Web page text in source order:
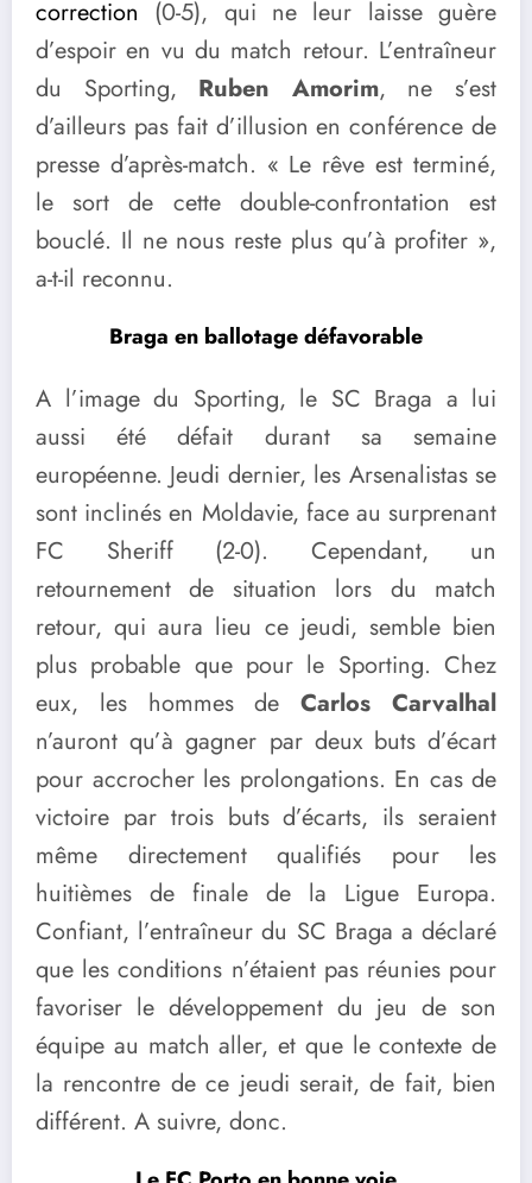
correction (0-5), qui ne leur laisse guère
d’espoir en vu du match retour. L’entraîneur
du Sporting, Ruben Amorim, ne s’est
d’ailleurs pas fait d’illusion en conférence de
presse d’après-match. « Le rêve est terminé,
le sort de cette double-confrontation est
bouclé. Il ne nous reste plus qu’à profiter »,
a-t-il reconnu.
Braga en ballotage défavorable
A l’image du Sporting, le SC Braga a lui
aussi été défait durant sa semaine
européenne. Jeudi dernier, les Arsenalistas se
sont inclinés en Moldavie, face au surprenant
FC Sheriff (2-0). Cependant, un
retournement de situation lors du match
retour, qui aura lieu ce jeudi, semble bien
plus probable que pour le Sporting. Chez
eux, les hommes deCarlos Carvalhal
n’auront qu’à gagner par deux buts d’écart
pour accrocher les prolongations. En cas de
victoire par trois buts d’écarts, ils seraient
même directement qualifiés pour les
huitièmes de finale de la Ligue Europa.
Confiant, l’entraîneur du SC Braga a déclaré
que les conditions n’étaient pas réunies pour
favoriser le développement du jeu de son
équipe au match aller, et que le contexte de
la rencontre de ce jeudi serait, de fait, bien
différent. A suivre, donc.